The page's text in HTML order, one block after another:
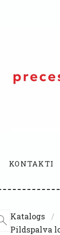
KONTAKTI
Katalogs
Pildspalva